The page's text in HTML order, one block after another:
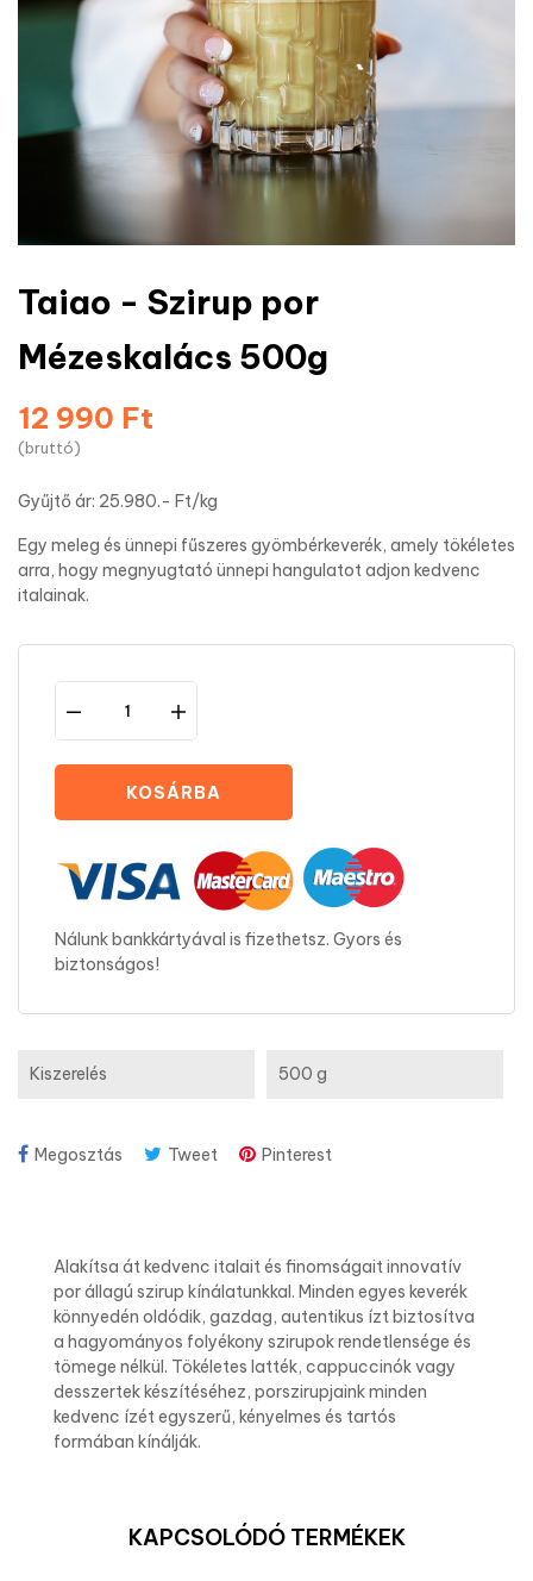
Taiao - Szirup por
Mézeskalács 500g
12 990 Ft
(bruttó)
Gyűjtő ár: 25.980.- Ft/kg
Egy meleg és ünnepi fűszeres gyömbérkeverék, amely tökéletes
arra, hogy megnyugtató ünnepi hangulatot adjon kedvenc
italainak.
KOSÁRBA
Nálunk bankkártyával is fizethetsz. Gyors és
biztonságos!
Kiszerelés 500 g
Megosztás Tweet Pinterest
Alakítsa át kedvenc italait és finomságait innovatív
por állagú szirup kínálatunkkal. Minden egyes keverék
könnyedén oldódik, gazdag, autentikus ízt biztosítva
a hagyományos folyékony szirupok rendetlensége és
tömege nélkül. Tökéletes latték, cappuccinók vagy
desszertek készítéséhez, porszirupjaink minden
kedvenc ízét egyszerű, kényelmes és tartós
formában kínálják.
KAPCSOLÓDÓ TERMÉKEK